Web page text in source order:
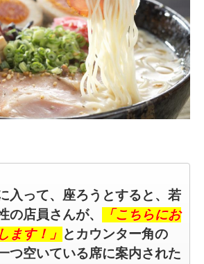
入って、 座ろうとすると、 若
の店員さんが、
「こちらにお
ます！」 と カウンター角の
つ空いている席に案内された